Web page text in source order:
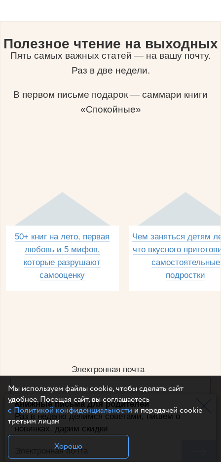
Книжные письма для родителей
Раз в неделю делимся советами, пишем о
новинках, дарим скидки
Полезное чтение на выходных
Пять самых важных статей — на вашу почту.
Раз в две недели.
В первом письме подарок — саммари книги
«Спокойные»
50+ книг на лето, первая
любовь и 5 мифов,
которые разрушают
самооценку
Чем заняться детям
что вкусного
самостоятельные
подростки
Электронная почта
Например, dulsineya@gmail.com
Без спама и смс
Подписаться
Мы используем файлы cookie, чтобы сделать сайт
удобнее. Посещая сайт, вы соглашаетесь
с Политикой конфиденциальностии передачей cookie
третьим лицам
Хорошо